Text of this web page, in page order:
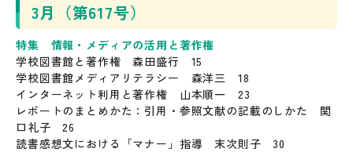
3月（第617号）
特集 情報・メディアの活用と著作権
学校図書館と著作権 森田盛行 15
学校図書館メディアリテラシー 森洋三 18
インターネット利用と著作権 山本順一 23
レポートのまとめかた：引用・参照文献の記載のしかた 関
口礼子 26
読書感想文における「マナー」指導 末次則子 30